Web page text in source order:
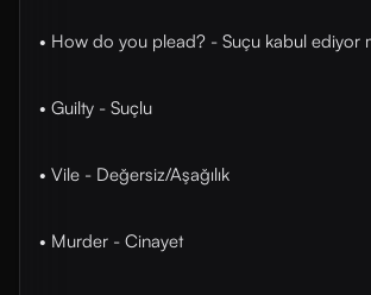
• How do you plead? - Suçu kabul ediyor
• Guilty - Suçlu
• Vile - Değersiz/Aşağılık
• Murder - Cinayet